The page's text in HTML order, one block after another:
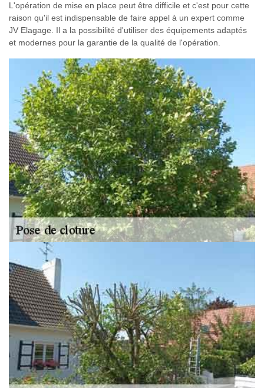
L'opération de mise en place peut être difficile et c'est pour cette
raison qu'il est indispensable de faire appel à un expert comme
JV Elagage. Il a la possibilité d'utiliser des équipements adaptés
et modernes pour la garantie de la qualité de l'opération.